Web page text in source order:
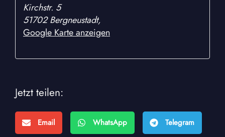
Kirchstr. 5
51702 Bergneustadt,
Google Karte anzeigen
Jetzt teilen:
Email WhatsApp Telegram